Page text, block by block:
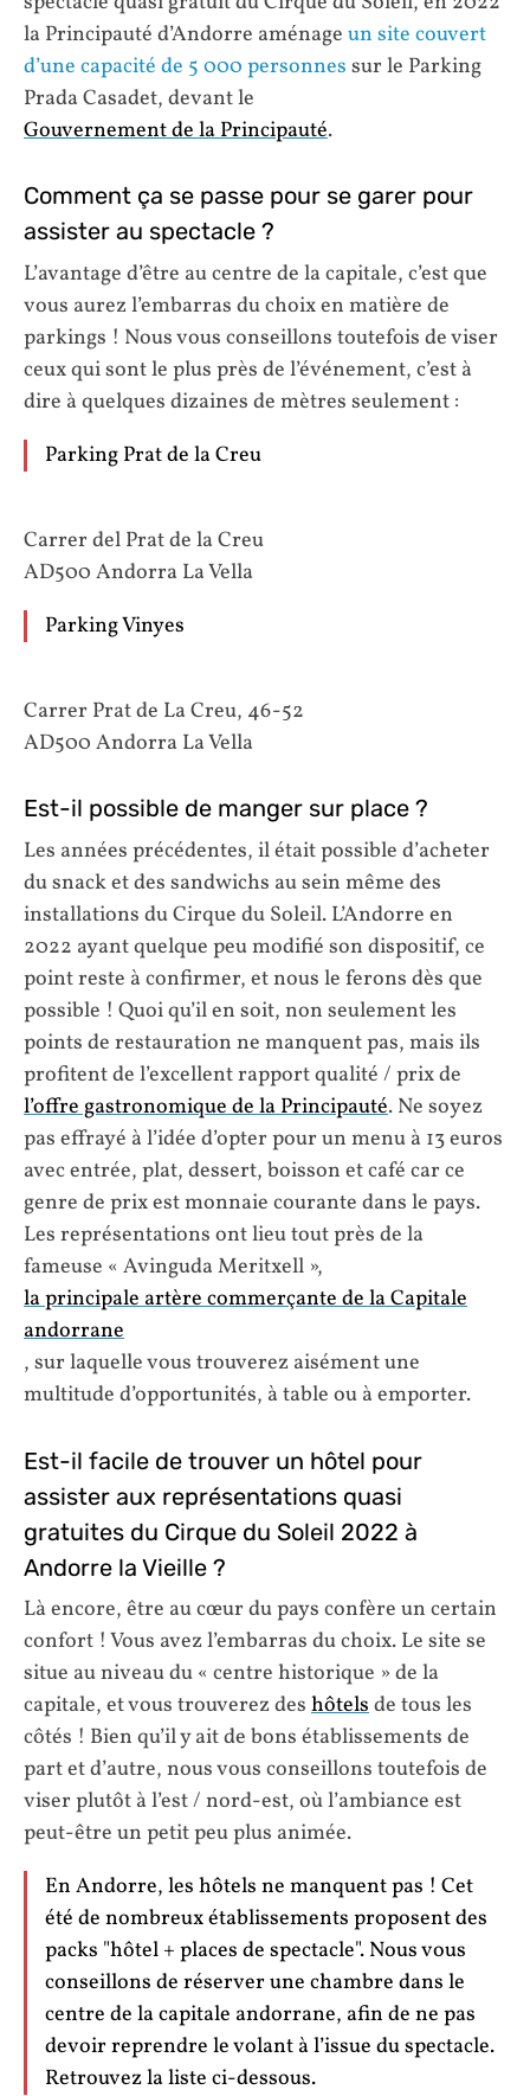
la Principauté d’Andorre aménage un site couvert
d’une capacité de 5 000 personnes sur le Parking
Prada Casadet, devant le
Gouvernement de la Principauté.
Comment ça se passe pour se garer pour
assister au spectacle ?
L’avantage d’être au centre de la capitale, c’est que
vous aurez l’embarras du choix en matière de
parkings ! Nous vous conseillons toutefois de viser
ceux qui sont le plus près de l’événement, c’est à
dire à quelques dizaines de mètres seulement :
Parking Prat de la Creu
Carrer del Prat de la Creu
AD500 Andorra La Vella
Parking Vinyes
Carrer Prat de La Creu, 46-52
AD500 Andorra La Vella
Est-il possible de manger sur place ?
Les années précédentes, il était possible d’acheter
du snack et des sandwichs au sein même des
installations du Cirque du Soleil. L’Andorre en
2022 ayant quelque peu modifié son dispositif, ce
point reste à confirmer, et nous le ferons dès que
possible ! Quoi qu’il en soit, non seulement les
points de restauration ne manquent pas, mais ils
profitent de l’excellent rapport qualité / prix de
l’offre gastronomique de la Principauté. Ne soyez
pas effrayé à l’idée d’opter pour un menu à 13 euros
avec entrée, plat, dessert, boisson et café car ce
genre de prix est monnaie courante dans le pays.
Les représentations ont lieu tout près de la
fameuse « Avinguda Meritxell »,
la principale artère commerçante de la Capitale
andorrane
, sur laquelle vous trouverez aisément une
multitude d’opportunités, à table ou à emporter.
Est-il facile de trouver un hôtel pour
assister aux représentations quasi
gratuites du Cirque du Soleil 2022 à
Andorre la Vieille ?
Là encore, être au cœur du pays confère un certain
confort ! Vous avez l’embarras du choix. Le site se
situe au niveau du « centre historique » de la
capitale, et vous trouverez des hôtelsde tous les
côtés ! Bien qu’il y ait de bons établissements de
part et d’autre, nous vous conseillons toutefois de
viser plutôt à l’est / nord-est, où l’ambiance est
peut-être un petit peu plus animée.
En Andorre, les hôtels ne manquent pas ! Cet
été de nombreux établissements proposent des
packs "hôtel + places de spectacle". Nous vous
conseillons de réserver une chambre dans le
centre de la capitale andorrane, afin de ne pas
devoir reprendre le volant à l’issue du spectacle.
Retrouvez la liste ci-dessous.